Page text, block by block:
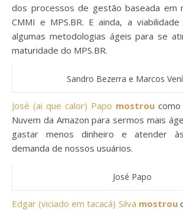
dos processos de gestão baseada em
CMMI e MPS.BR. E ainda, a
algumas metodologias ágeis para se
maturidade do MPS.BR.
Sandro Bezerra e Marcos
José (ai que calor) Papo mostrou
Nuvem da Amazon para sermos mais
gastar menos dinheiro e atender
demanda de nossos usuários.
José Papo
Edgar (viciado em tacacá) Silva mostrou